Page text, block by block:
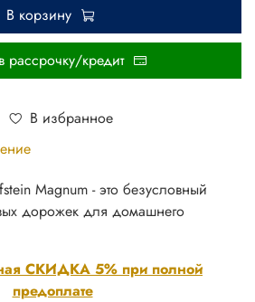
В избранное
В корзину
рассрочку/кредит
СКИДКА 5% при полной
предоплате
Magnum - это безусловный
дорожек для домашнего